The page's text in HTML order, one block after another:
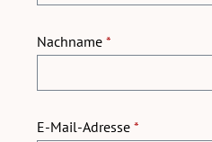
Nachname *
E-Mail-Adresse *